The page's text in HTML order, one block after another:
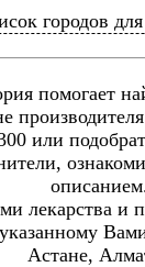
городов
помогает
или
лекарства и
Астане,